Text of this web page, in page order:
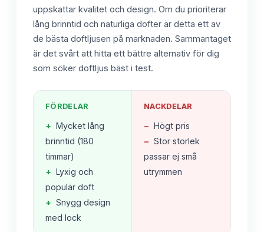
uppskattar kvalitet och design. Om du prioriterar
lång brinntid och naturliga dofter är detta ett av
de bästa doftljusen på marknaden. Sammantaget
är det svårt att hitta ett bättre alternativ för dig
som söker doftljus bäst i test.
FÖRDELAR
+ Mycket lång
brinntid (180
timmar)
+ Lyxig och
populär doft
+ Snygg design
med lock
NACKDELAR
− Högt pris
− Stor storlek
passar ej små
utrymmen